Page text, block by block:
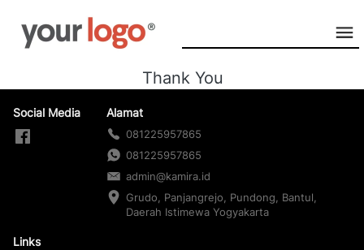
Thank You
Social Media Alamat
081225957865
081225957865
admin@kamira.id
Grudo, Panjangrejo, Pundong, Bantul,
Daerah Istimewa Yogyakarta
Links